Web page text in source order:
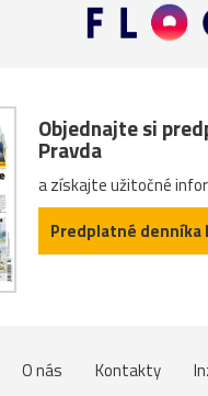
Objednajte si
Pravda
a získajte užitočné
Predplatné denníka
O nás Kontakty